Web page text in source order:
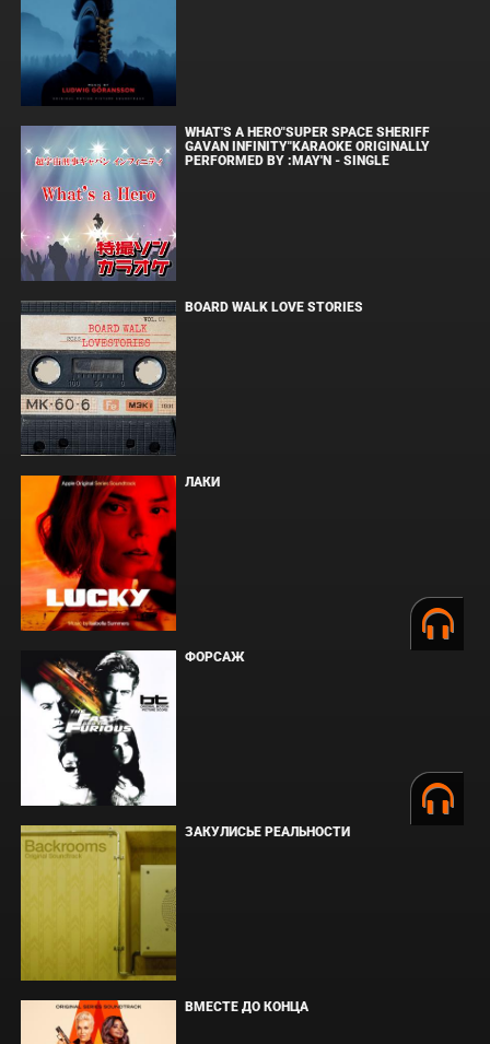
WHAT'S A HERO"SUPER SPACE SHERIFF
GAVAN INFINITY"KARAOKE ORIGINALLY
PERFORMED BY :MAY'N - SINGLE
BOARD WALK LOVE STORIES
ЛАКИ
ФОРСАЖ
ЗАКУЛИСЬЕ РЕАЛЬНОСТИ
ВМЕСТЕ ДО КОНЦА